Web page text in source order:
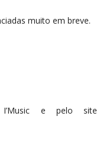
muito em breve.
e pelo site